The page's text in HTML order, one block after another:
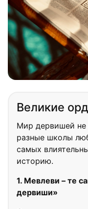
Великие
Мир дервишей не
разные школы
самых
историю.
1. Мевлеви – те
дервиши»